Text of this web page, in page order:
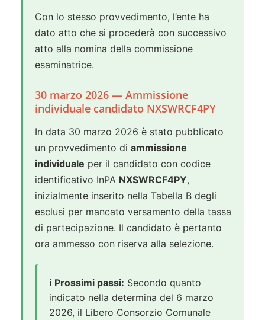
Con lo stesso provvedimento, l’ente ha
dato atto che si procederà con successivo
atto alla nomina della commissione
esaminatrice.
30 marzo 2026 — Ammissione
individuale candidato NXSWRCF4PY
In data 30 marzo 2026 è stato pubblicato
un provvedimento di ammissione
individuale per il candidato con codice
identificativo InPA NXSWRCF4PY,
inizialmente inserito nella Tabella B degli
esclusi per mancato versamento della tassa
di partecipazione. Il candidato è pertanto
ora ammesso con riserva alla selezione.
ℹ️ Prossimi passi: Secondo quanto
indicato nella determina del 6 marzo
2026, il Libero Consorzio Comunale